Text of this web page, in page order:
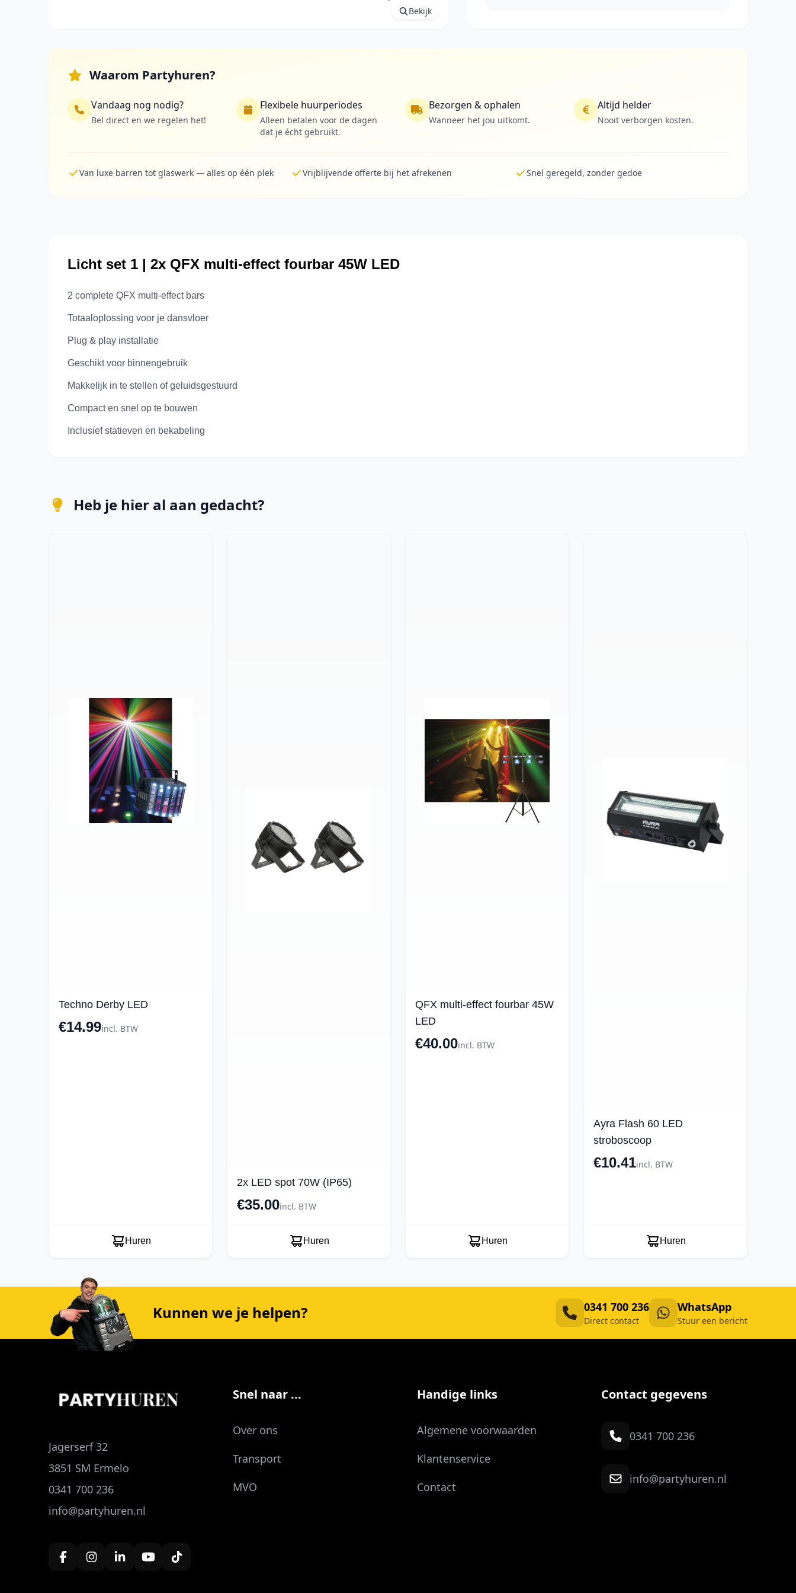
Bekijk
Waarom Partyhuren?
Vandaag nog nodig?
Bel direct en we regelen het!
Flexibele huurperiodes
Alleen betalen voor de dagen
dat je écht gebruikt.
Bezorgen & ophalen
Wanneer het jou uitkomt.
Altijd helder
Nooit verborgen kosten.
Van luxe barren tot glaswerk — alles op één plek Vrijblijvende offerte bij het afrekenen Snel geregeld, zonder gedoe
Licht set 1 | 2x QFX multi-effect fourbar 45W LED
2 complete QFX multi-effect bars
Totaaloplossing voor je dansvloer
Plug & play installatie
Geschikt voor binnengebruik
Makkelijk in te stellen of geluidsgestuurd
Compact en snel op te bouwen
Inclusief statieven en bekabeling
Heb je hier al aan gedacht?
Techno Derby LED
€14.99incl. BTW
Huren
2x LED spot 70W (IP65)
€35.00incl. BTW
Huren
QFX multi-effect fourbar 45W
LED
€40.00incl. BTW
Huren
Ayra Flash 60 LED
stroboscoop
€10.41incl. BTW
Huren
Kunnen we je helpen? 0341 700 236
Direct contact
WhatsApp
Stuur een bericht
Jagerserf 32
3851 SM Ermelo
0341 700 236
info@partyhuren.nl
Snel naar ...
Over ons
Transport
MVO
Handige links
Algemene voorwaarden
Klantenservice
Contact
Contact gegevens
0341 700 236
info@partyhuren.nl